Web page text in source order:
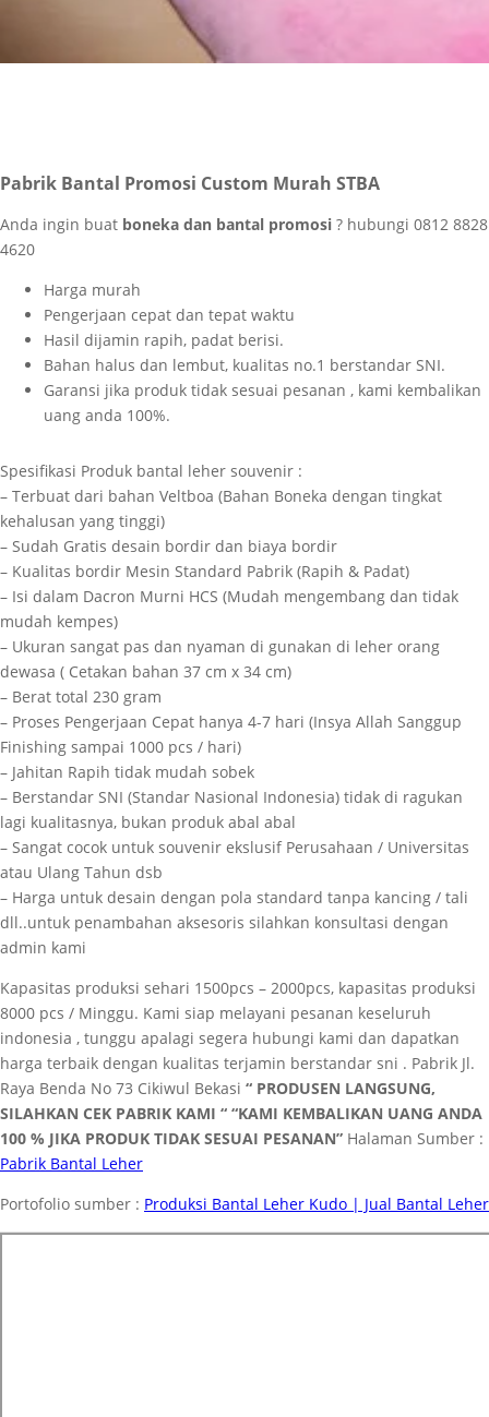
Pabrik Bantal Promosi Custom Murah STBA
Anda ingin buat boneka dan bantal promosi ? hubungi 0812 8828
4620
Harga murah
Pengerjaan cepat dan tepat waktu
Hasil dijamin rapih, padat berisi.
Bahan halus dan lembut, kualitas no.1 berstandar SNI.
Garansi jika produk tidak sesuai pesanan , kami kembalikan
uang anda 100%.
Spesifikasi Produk bantal leher souvenir :
– Terbuat dari bahan Veltboa (Bahan Boneka dengan tingkat
kehalusan yang tinggi)
– Sudah Gratis desain bordir dan biaya bordir
– Kualitas bordir Mesin Standard Pabrik (Rapih & Padat)
– Isi dalam Dacron Murni HCS (Mudah mengembang dan tidak
mudah kempes)
– Ukuran sangat pas dan nyaman di gunakan di leher orang
dewasa ( Cetakan bahan 37 cm x 34 cm)
– Berat total 230 gram
– Proses Pengerjaan Cepat hanya 4-7 hari (Insya Allah Sanggup
Finishing sampai 1000 pcs / hari)
– Jahitan Rapih tidak mudah sobek
– Berstandar SNI (Standar Nasional Indonesia) tidak di ragukan
lagi kualitasnya, bukan produk abal abal
– Sangat cocok untuk souvenir ekslusif Perusahaan / Universitas
atau Ulang Tahun dsb
– Harga untuk desain dengan pola standard tanpa kancing / tali
dll..untuk penambahan aksesoris silahkan konsultasi dengan
admin kami
Kapasitas produksi sehari 1500pcs – 2000pcs, kapasitas produksi
8000 pcs / Minggu. Kami siap melayani pesanan keseluruh
indonesia , tunggu apalagi segera hubungi kami dan dapatkan
harga terbaik dengan kualitas terjamin berstandar sni . Pabrik Jl.
Raya Benda No 73 Cikiwul Bekasi “ PRODUSEN LANGSUNG,
SILAHKAN CEK PABRIK KAMI “ “KAMI KEMBALIKAN UANG ANDA
100 % JIKA PRODUK TIDAK SESUAI PESANAN” Halaman Sumber :
Pabrik Bantal Leher
Portofolio sumber : Produksi Bantal Leher Kudo | Jual Bantal Leher